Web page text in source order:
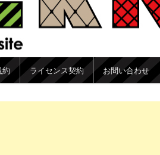
約 ライセンス契約 お問い合わせ